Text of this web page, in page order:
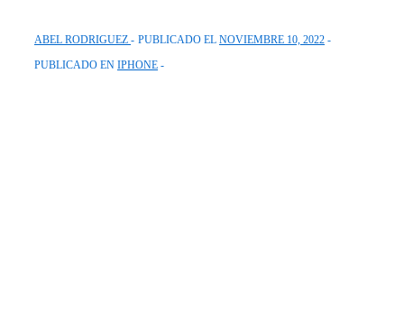
ABEL RODRIGUEZ PUBLICADO EL NOVIEMBRE 10, 2022
PUBLICADO EN IPHONE